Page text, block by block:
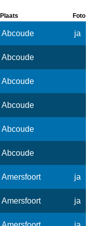
Plaats Foto
Abcoude ja
Abcoude
Abcoude
Abcoude
Abcoude
Abcoude
Amersfoort ja
Amersfoort ja